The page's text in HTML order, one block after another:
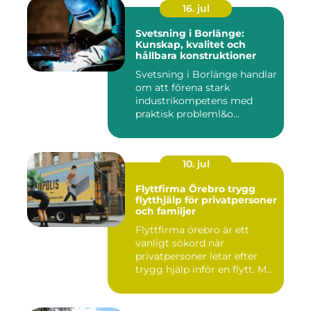
16. jul
Svetsning i Borlänge:
Kunskap, kvalitet och
hållbara konstruktioner
Svetsning i Borlänge handlar
om att förena stark
industrikompetens med
praktisk probleml&o...
10. jul
Flyttfirma Örebro trygg
flytthjälp för privatpersoner
och familjer
Flyttfirma örebro är ett
vanligt sökord när
privatpersoner letar efter
trygg hjälp inför en flytt. M...